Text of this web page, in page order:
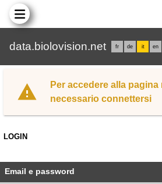
data.biolovision.net fr de it en
Per accedere alla pagina
necessario connettersi
LOGIN
Email e password